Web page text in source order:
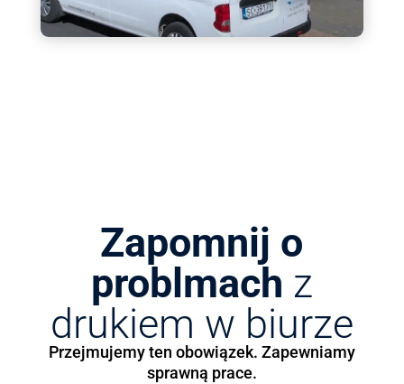
Zapomnij o
problmach z
drukiem w biurze
Przejmujemy ten obowiązek. Zapewniamy
sprawną prace.